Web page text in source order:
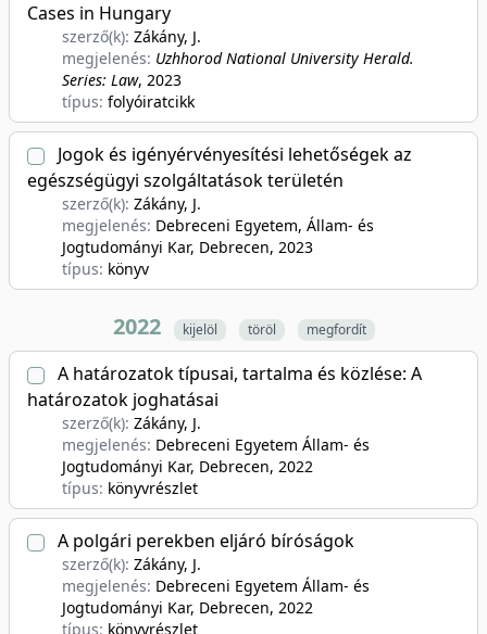
Cases in Hungary
szerző(k): Zákány, J.
megjelenés: Uzhhorod National University Herald.
Series: Law, 2023
típus: folyóiratcikk
Jogok és igényérvényesítési lehetőségek az
egészségügyi szolgáltatások területén
szerző(k): Zákány, J.
megjelenés: Debreceni Egyetem, Állam- és
Jogtudományi Kar, Debrecen, 2023
típus: könyv
2022 kijelöl töröl megfordít
A határozatok típusai, tartalma és közlése: A
határozatok joghatásai
szerző(k): Zákány, J.
megjelenés: Debreceni Egyetem Állam- és
Jogtudományi Kar, Debrecen, 2022
típus: könyvrészlet
A polgári perekben eljáró bíróságok
szerző(k): Zákány, J.
megjelenés: Debreceni Egyetem Állam- és
Jogtudományi Kar, Debrecen, 2022
típus: könyvrészlet